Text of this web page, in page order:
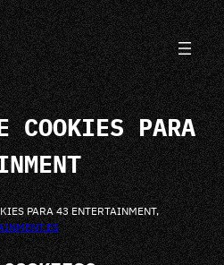
COOKIES PARA
PARA 43 ENTERTAINMENT,